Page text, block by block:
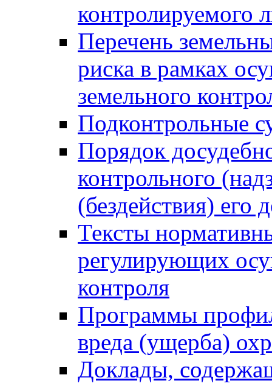
контролируемого
Перечень
риска в рамках
земельного
Подконтрольные
Порядок
контрольного
(бездействия)
Тексты
регулирующих
контроля
Программы
вреда (ущерба)
Доклады,